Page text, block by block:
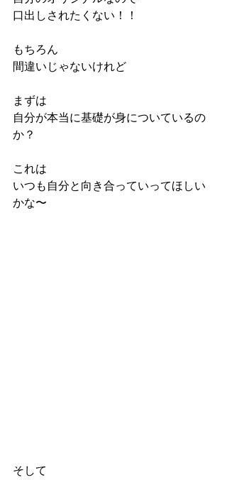
口出しされたくない！！
もちろん
間違いじゃないけれど
まずは
自分が本当に基礎が身についているの
か？
これは
いつも自分と向き合っていってほしい
かな〜
そして